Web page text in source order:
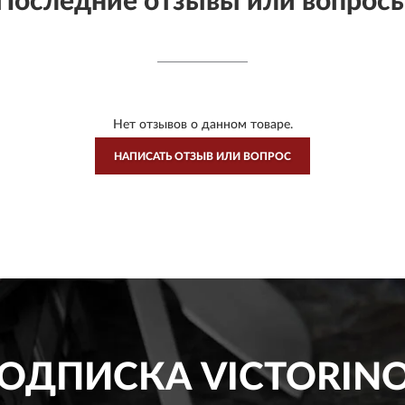
Нет отзывов о данном товаре.
НАПИСАТЬ ОТЗЫВ ИЛИ ВОПРОС